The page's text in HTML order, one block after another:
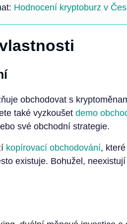
Hodnocení kryptoburz v
obchodovat s
také vyzkoušet demo
své obchodní strategie.
kopírovací obchodování,
existuje. Bohužel,